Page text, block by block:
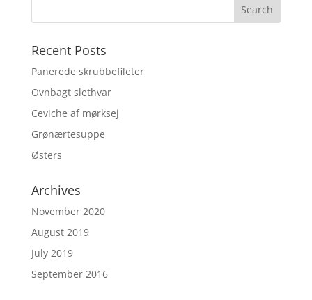
Recent Posts
Panerede skrubbefileter
Ovnbagt slethvar
Ceviche af mørksej
Grønærtesuppe
Østers
Archives
November 2020
August 2019
July 2019
September 2016